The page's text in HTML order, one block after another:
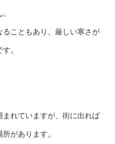
ることもあり、厳しい寒さが
。
れていますが、街に出れば
があります。